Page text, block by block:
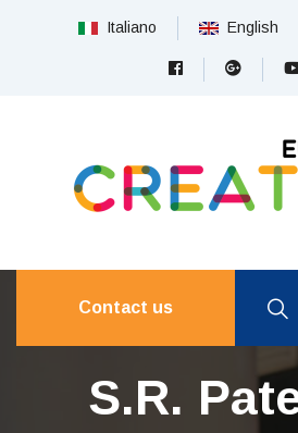
Italiano English
Contact us
S.R.